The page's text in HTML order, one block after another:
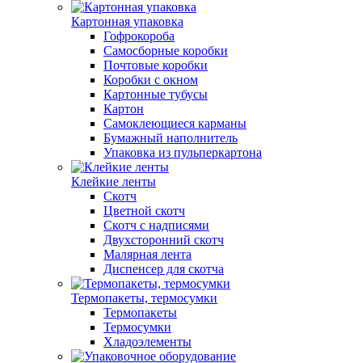
Картонная упаковка
Гофрокороба
Самосборные коробки
Почтовые коробки
Коробки с окном
Картонные тубусы
Картон
Самоклеющиеся карманы
Бумажный наполнитель
Упаковка из пульперкартона
Клейкие ленты
Скотч
Цветной скотч
Скотч с надписями
Двухсторонний скотч
Малярная лента
Диспенсер для скотча
Термопакеты, термосумки
Термопакеты
Термосумки
Хладоэлементы